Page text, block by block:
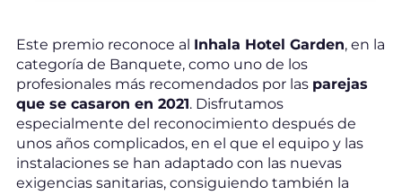
Este premio reconoce al Inhala Hotel Garden, en la
categoría de Banquete, como uno de los
profesionales más recomendados por las parejas
que se casaron en 2021. Disfrutamos
especialmente del reconocimiento después de
unos años complicados, en el que el equipo y las
instalaciones se han adaptado con las nuevas
exigencias sanitarias, consiguiendo también la